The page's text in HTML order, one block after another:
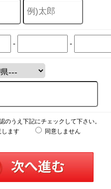
- -
のうえ下記にチェックして下さい。
します
同意しません